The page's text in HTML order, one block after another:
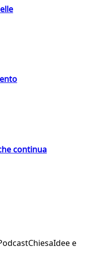
continua
ChiesaIdee e